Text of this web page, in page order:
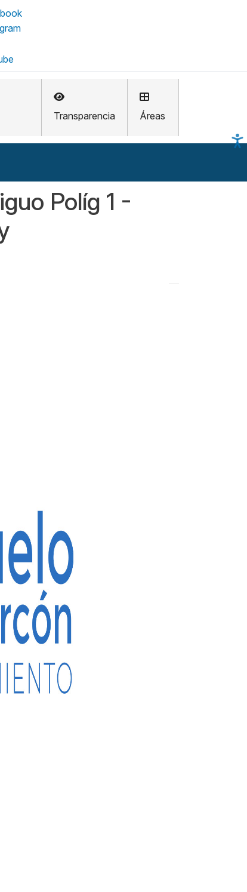
Transparencia Áreas
Políg 1 -